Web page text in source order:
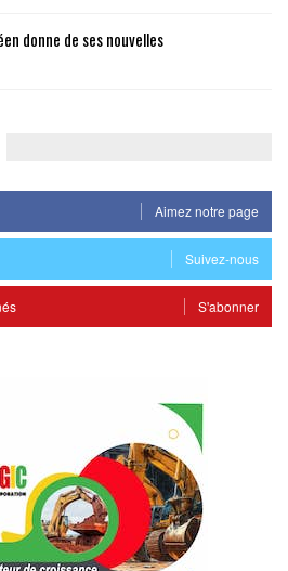
donne de ses nouvelles
Aimez notre page
Suivez-nous
S'abonner